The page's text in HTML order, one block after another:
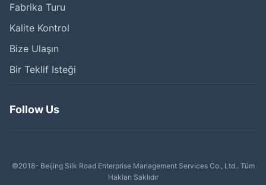
Fabrika Turu
Kalite Kontrol
Bize Ulaşın
Bir Teklif Isteği
Follow Us
©2018- Beijing Silk Road Enterprise Management Services Co., Ltd.. Tüm
Hakları Saklıdır